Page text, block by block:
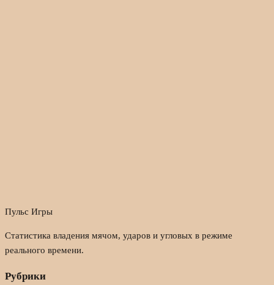
Пульс Игры
Статистика владения мячом, ударов и угловых в режиме
реального времени.
Рубрики